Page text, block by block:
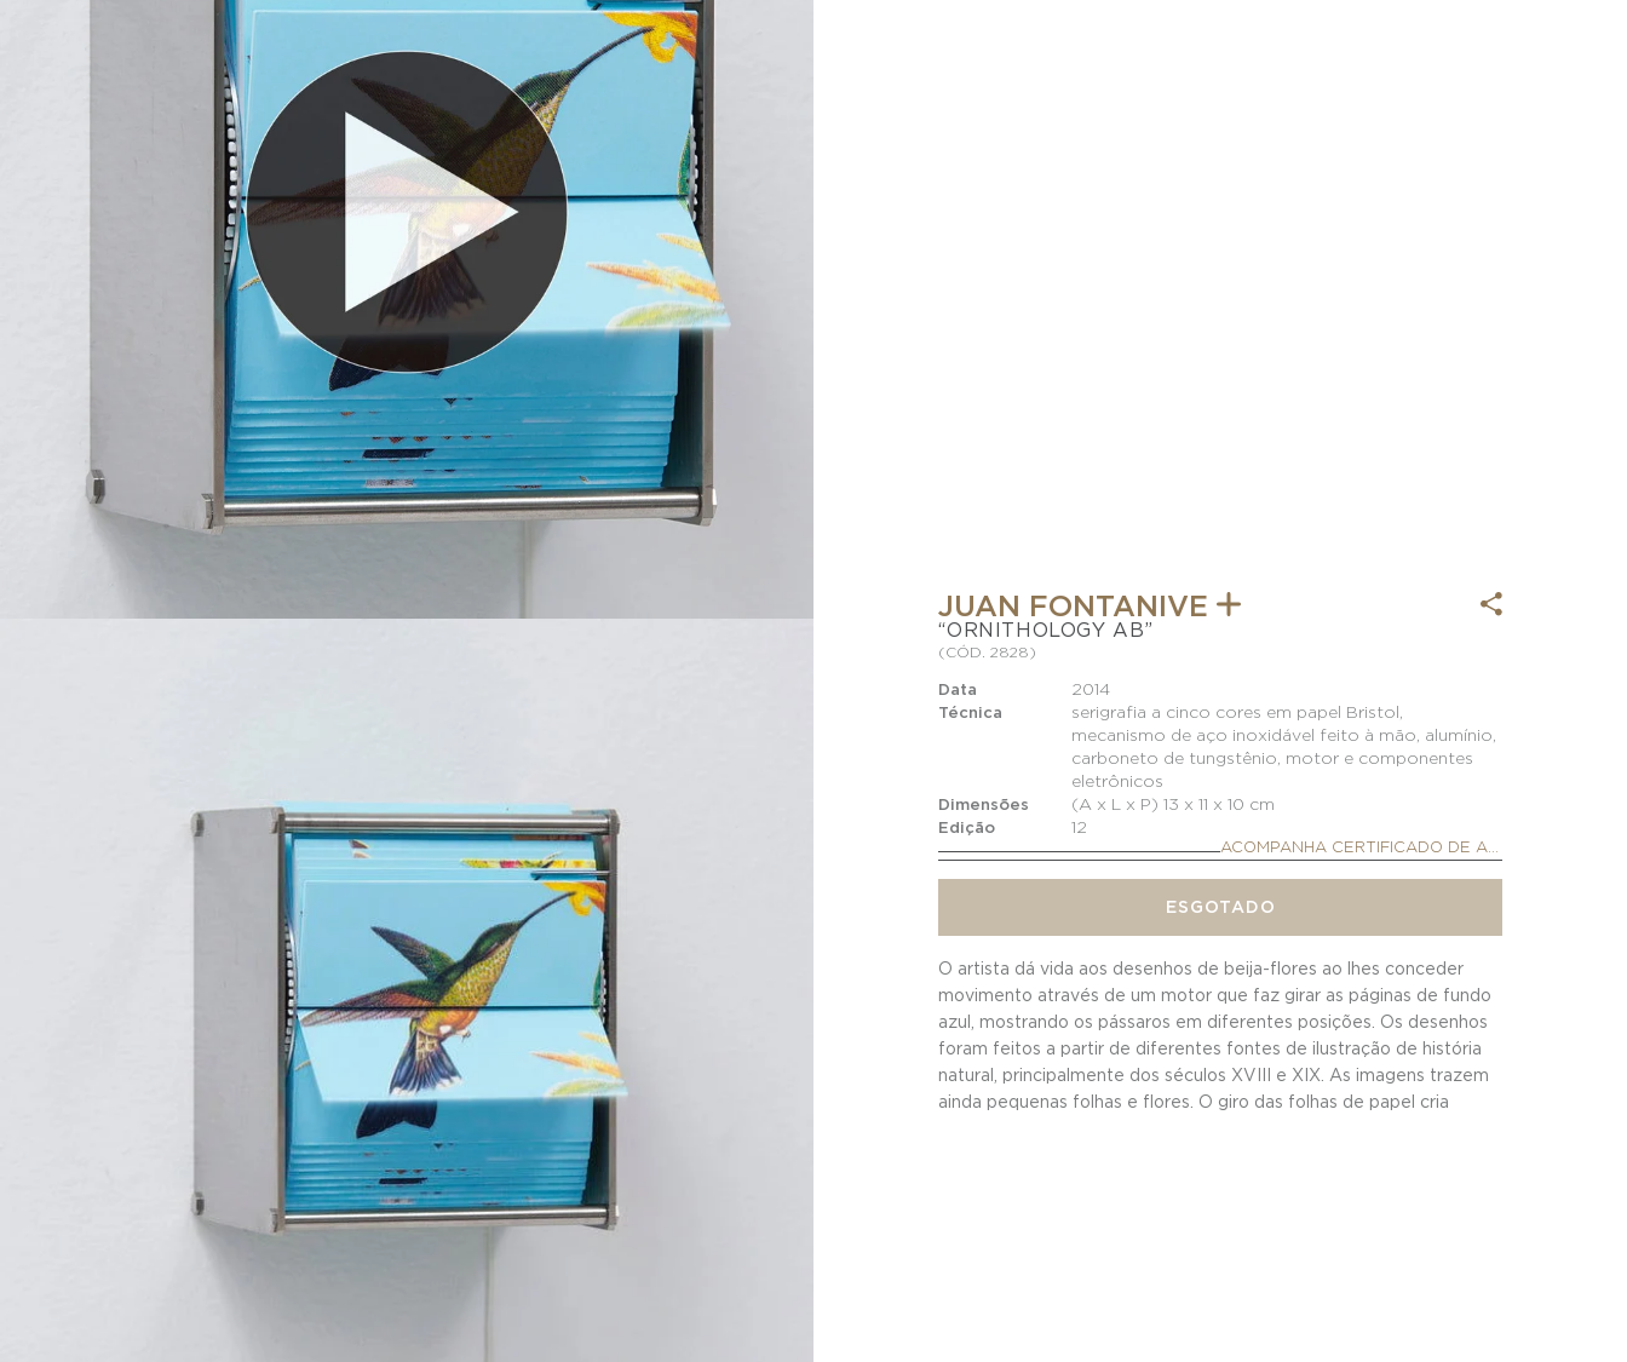
JUAN FONTANIVE
“ORNITHOLOGY AB”
O
r
n
i
(CÓD. 2828)
Data 2014
Técnica
serigrafia a cinco cores em papel Bristol,
mecanismo de aço inoxidável feito à mão, alumínio,
carboneto de tungstênio, motor e componentes
eletrônicos
Dimensões (A x L x P) 13 x 11 x 10 cm
Edição 12
ESGOTADO
O artista dá vida aos desenhos de beija-flores ao lhes conceder
movimento através de um motor que faz girar as páginas de fundo
azul, mostrando os pássaros em diferentes posições. Os desenhos
foram feitos a partir de diferentes fontes de ilustração de história
natural, principalmente dos séculos XVIII e XIX. As imagens trazem
ainda pequenas folhas e flores. O giro das folhas de papel cria